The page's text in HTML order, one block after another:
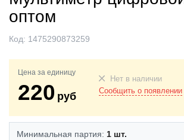
оптом
Код: 1475290873259
Цена за единицу
220 руб
Нет в наличии
Сообщить о появлении
Минимальная партия: 1 шт.